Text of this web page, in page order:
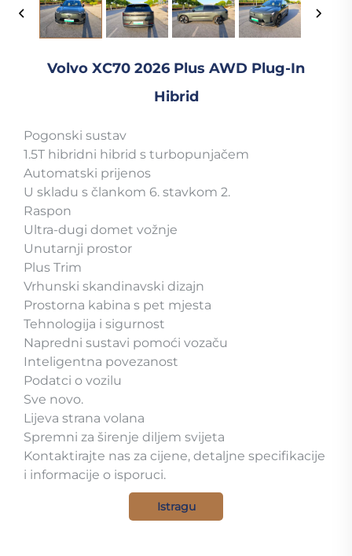
Volvo XC70 2026 Plus AWD Plug-In
Hibrid
Pogonski sustav
1.5T hibridni hibrid s turbopunjačem
Automatski prijenos
U skladu s člankom 6. stavkom 2.
Raspon
Ultra-dugi domet vožnje
Unutarnji prostor
Plus Trim
Vrhunski skandinavski dizajn
Prostorna kabina s pet mjesta
Tehnologija i sigurnost
Napredni sustavi pomoći vozaču
Inteligentna povezanost
Podatci o vozilu
Sve novo.
Lijeva strana volana
Spremni za širenje diljem svijeta
Kontaktirajte nas za cijene, detaljne specifikacije
i informacije o isporuci.
Istragu